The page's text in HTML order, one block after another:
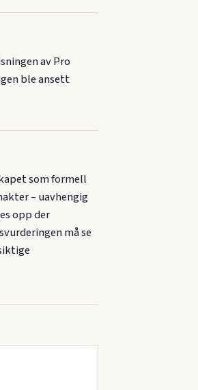
av Pro
ble ansett
som formell
– uavhengig
opp der
må se